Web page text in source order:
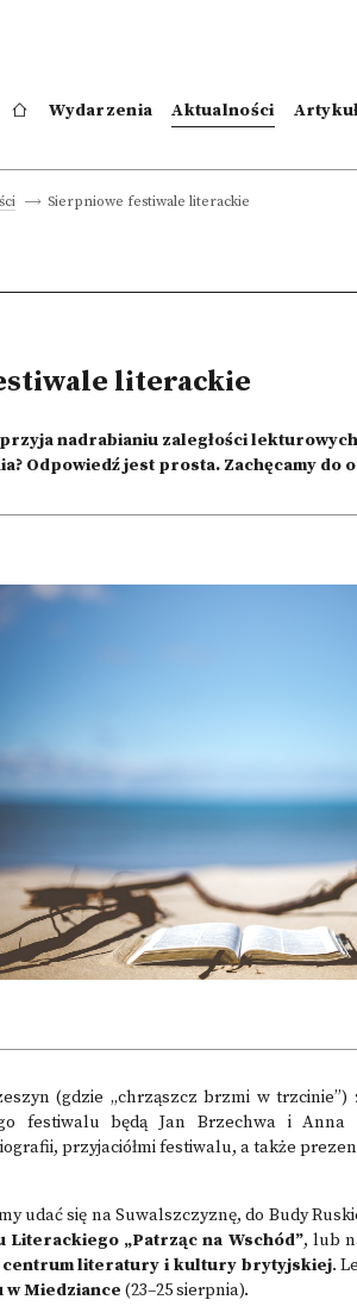
Wydarzenia Aktualności
Sierpniowe festiwale literackie
literackie
nadrabianiu zaległości
Odpowiedź jest prosta. Zachęcamy
(gdzie „chrząszcz brzmi w trzcinie”)
festiwalu będą Jan Brzechwa i
przyjaciółmi festiwalu, a także
udać się na Suwalszczyznę, do Budy
Literackiego „Patrząc na Wschód”, lub
centrum literatury i kultury brytyjskiej.
Miedziance (23–25 sierpnia).